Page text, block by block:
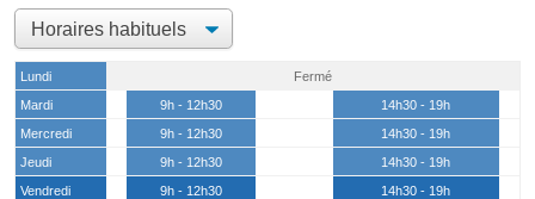
Lundi
Fermé
Mardi
9h - 12h30
14h30 - 19h
Mercredi
9h - 12h30
14h30 - 19h
Jeudi
9h - 12h30
14h30 - 19h
Vendredi
9h - 12h30
14h30 - 19h